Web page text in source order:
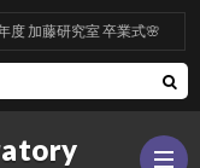
加藤研究室 卒業式🌸